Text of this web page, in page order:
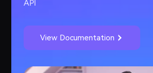
API
View Documentation